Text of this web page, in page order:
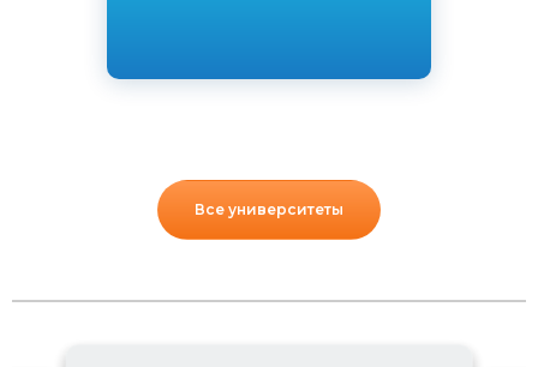
Все университеты